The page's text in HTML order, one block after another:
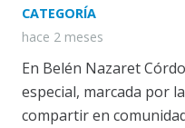
CATEGORÍA
hace 2 meses
En Belén Nazaret
especial, marcada por
compartir en